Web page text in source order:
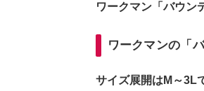
ワークマン「バウン
ワークマンの「
サイズ展開はM～3L